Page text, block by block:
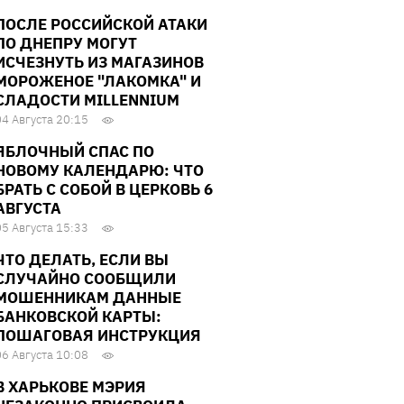
РОССИЙСКОЙ АТАКИ
ДНЕПРУ МОГУТ
ИЗ МАГАЗИНОВ
"ЛАКОМКА" И
MILLENNIUM
Августа 20:15
СПАС ПО
КАЛЕНДАРЮ: ЧТО
С СОБОЙ В ЦЕРКОВЬ 6
Августа 15:33
ДЕЛАТЬ, ЕСЛИ ВЫ
СООБЩИЛИ
ДАННЫЕ
КАРТЫ:
ИНСТРУКЦИЯ
Августа 10:08
ХАРЬКОВЕ МЭРИЯ